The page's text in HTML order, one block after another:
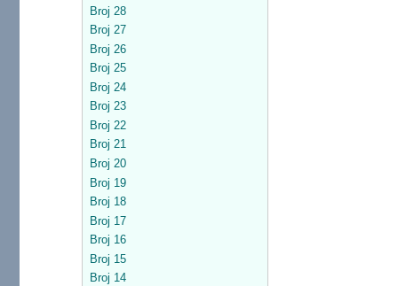
Broj 28
Broj 27
Broj 26
Broj 25
Broj 24
Broj 23
Broj 22
Broj 21
Broj 20
Broj 19
Broj 18
Broj 17
Broj 16
Broj 15
Broj 14